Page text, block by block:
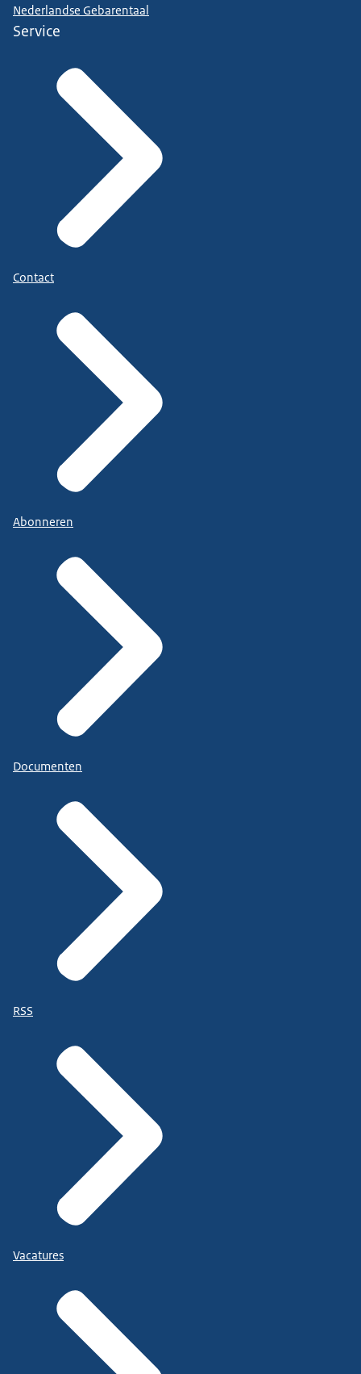
Nederlandse Gebarentaal
Service
Contact
Abonneren
Documenten
RSS
Vacatures